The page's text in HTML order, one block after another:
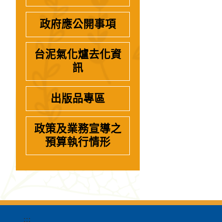
政府應公開事項
台泥氣化爐去化資
訊
出版品專區
政策及業務宣導之
預算執行情形
:::